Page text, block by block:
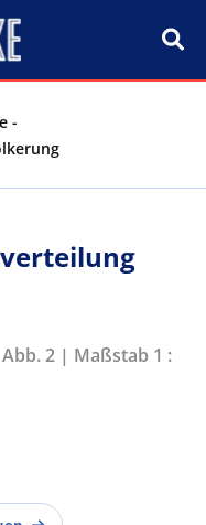
-
2 | Maßstab 1 :